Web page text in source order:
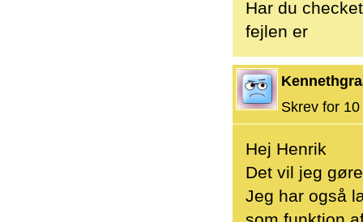
Har du
fejlen er
Skrev for
Hej Henrik
Det vil jeg
Jeg har også